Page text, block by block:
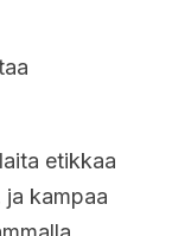
laita etikkaa
ja kampaa